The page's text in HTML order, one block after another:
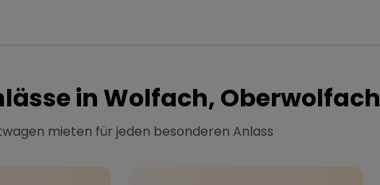
in Wolfach, Oberwolfach
mieten für jeden besonderen Anlass